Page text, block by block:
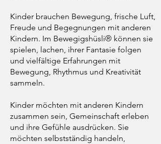
Kinder brauchen Bewegung, frische Luft,
Freude und Begegnungen mit anderen
Kindern. Im Bewegigshüsli® können sie
spielen, lachen, ihrer Fantasie folgen
und vielfältige Erfahrungen mit
Bewegung, Rhythmus und Kreativität
sammeln.
Kinder möchten mit anderen Kindern
zusammen sein, Gemeinschaft erleben
und ihre Gefühle ausdrücken. Sie
möchten selbstständig handeln,